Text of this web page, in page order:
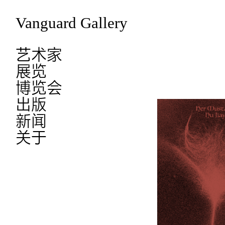
Vanguard Gallery
艺术家
展览
博览会
出版
新闻
关于